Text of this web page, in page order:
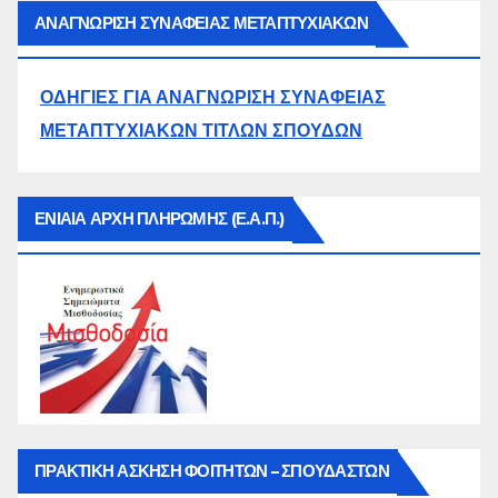
ΑΝΑΓΝΩΡΙΣΗ ΣΥΝΑΦΕΙΑΣ ΜΕΤΑΠΤΥΧΙΑΚΩΝ
ΟΔΗΓΙΕΣ ΓΙΑ ΑΝΑΓΝΩΡΙΣΗ ΣΥΝΑΦΕΙΑΣ
ΜΕΤΑΠΤΥΧΙΑΚΩΝ ΤΙΤΛΩΝ ΣΠΟΥΔΩΝ
ΕΝΙΑΙΑ ΑΡΧΗ ΠΛΗΡΩΜΗΣ (Ε.Α.Π.)
ΠΡΑΚΤΙΚΗ ΑΣΚΗΣΗ ΦΟΙΤΗΤΩΝ – ΣΠΟΥΔΑΣΤΩΝ